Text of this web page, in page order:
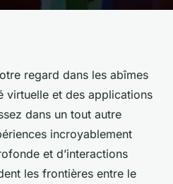
le domaine
et des
6 min de lecture
regard dans les abîmes
virtuelle et des applications
dans un tout autre
incroyablement
et d’interactions
les frontières entre le